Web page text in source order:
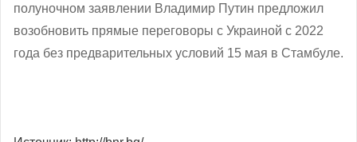
полуночном заявлении Владимир Путин предложил
возобновить прямые переговоры с Украиной с 2022
года без предварительных условий 15 мая в Стамбуле.